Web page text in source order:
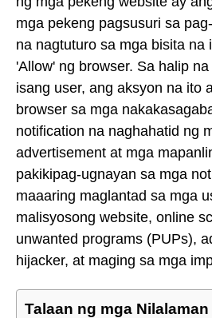
mga pekeng pagsusuri sa
na nagtuturo sa mga bisita na
'Allow' ng browser. Sa halip
isang user, ang aksyon na ito
browser sa mga
notification na naghahatid ng
advertisement at mga
pakikipag-ugnayan sa mga
maaaring maglantad sa mga
malisyosong website, online
unwanted programs (PUPs),
hijacker, at maging sa mga
Talaan ng mga Nilalaman